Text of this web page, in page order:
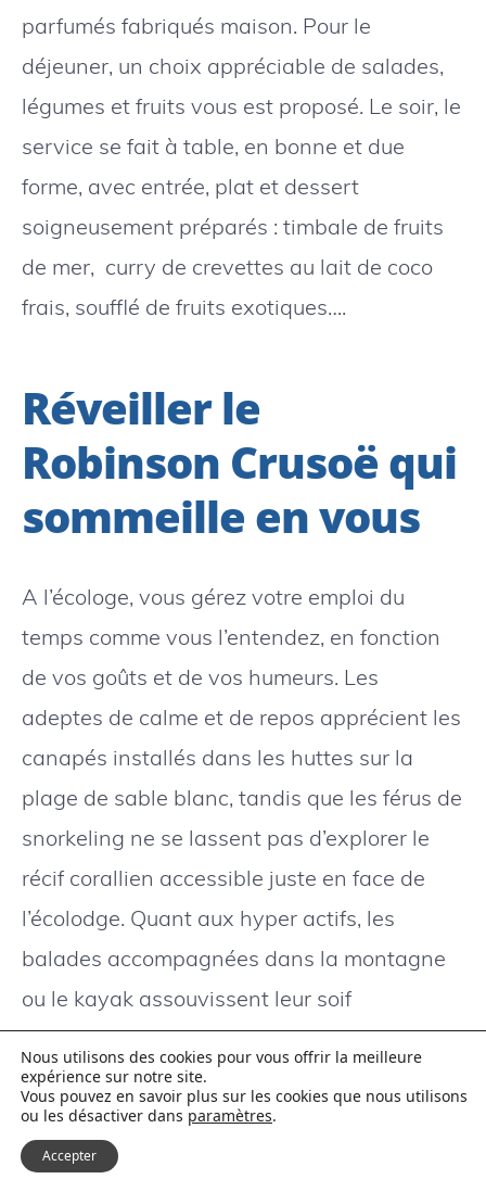
parfumés fabriqués maison. Pour le
déjeuner, un choix appréciable de salades,
légumes et fruits vous est proposé. Le soir, le
service se fait à table, en bonne et due
forme, avec entrée, plat et dessert
soigneusement préparés : timbale de fruits
de mer, curry de crevettes au lait de coco
frais, soufflé de fruits exotiques….
Réveiller le
Robinson Crusoë qui
sommeille en vous
A l’écologe, vous gérez votre emploi du
temps comme vous l’entendez, en fonction
de vos goûts et de vos humeurs. Les
adeptes de calme et de repos apprécient les
canapés installés dans les huttes sur la
plage de sable blanc, tandis que les férus de
snorkeling ne se lassent pas d’explorer le
récif corallien accessible juste en face de
l’écolodge. Quant aux hyper actifs, les
balades accompagnées dans la montagne
ou le kayak assouvissent leur soif
d’aventure.
Les randonnées sont l’occasions de
multiples découvertes : dénicher un petit
Nous utilisons des cookies pour vous offrir la meilleure
expérience sur notre site.
Vous pouvez en savoir plus sur les cookies que nous utilisons
ou les désactiver dans paramètres.
Accepter